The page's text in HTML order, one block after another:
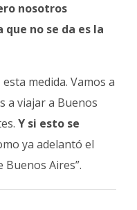
nosotros
no se da es la
medida. Vamos a
a viajar a Buenos
Y si esto se
ya adelantó el
Aires”.